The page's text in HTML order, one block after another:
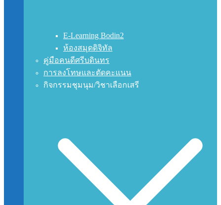
E-Learning Bodin2
ห้องสมุดดิจิทัล
คู่มือคนดีศรีบดินทร
การลงโทษและตัดคะแนน
กิจกรรมชุมนุม/วิชาเลือกเสรี